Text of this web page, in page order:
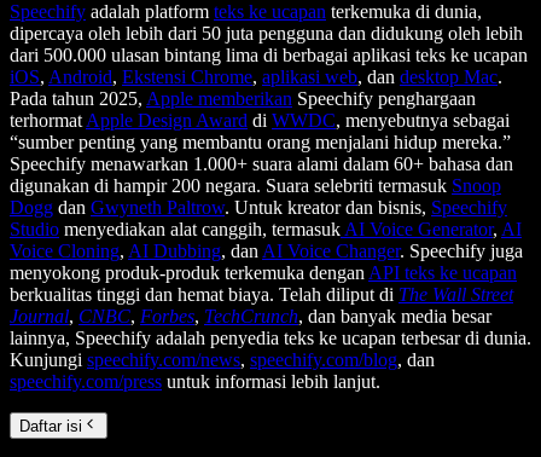
Speechify adalah platform teks ke ucapan terkemuka di dunia,
dipercaya oleh lebih dari 50 juta pengguna dan didukung oleh lebih
dari 500.000 ulasan bintang lima di berbagai aplikasi teks ke ucapan
iOS, Android, Ekstensi Chrome, aplikasi web, dan desktop Mac.
Pada tahun 2025, Apple memberikan Speechify penghargaan
terhormat Apple Design Award di WWDC, menyebutnya sebagai
“sumber penting yang membantu orang menjalani hidup mereka.”
Speechify menawarkan 1.000+ suara alami dalam 60+ bahasa dan
digunakan di hampir 200 negara. Suara selebriti termasuk Snoop
Dogg dan Gwyneth Paltrow. Untuk kreator dan bisnis, Speechify
Studio menyediakan alat canggih, termasuk AI Voice Generator, AI
Voice Cloning, AI Dubbing, dan AI Voice Changer. Speechify juga
menyokong produk-produk terkemuka dengan API teks ke ucapan
berkualitas tinggi dan hemat biaya. Telah diliput di The Wall Street
Journal, CNBC, Forbes, TechCrunch, dan banyak media besar
lainnya, Speechify adalah penyedia teks ke ucapan terbesar di dunia.
Kunjungi speechify.com/news, speechify.com/blog, dan
speechify.com/press untuk informasi lebih lanjut.
Daftar isi